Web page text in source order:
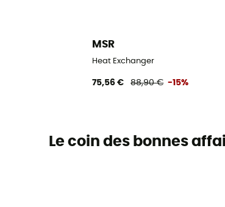
MSR
Heat Exchanger
75,56 € 88,90 € -15%
Le coin des bonnes